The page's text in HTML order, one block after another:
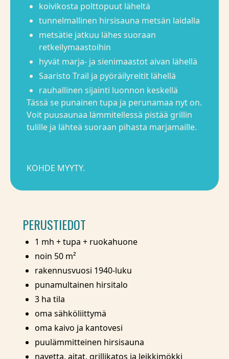
koivikosta polttopuut läheltä
tunnelmallinen hirsisauna metsän laidalla
metsätie jatkuu lähes suoraan
retkeilymaastoihin
hyvät marja- ja sienimaastot aivan lähellä
Saaristo Trail ja pyöräilyreitit lähellä
rauhallinen sijainti luonnon keskellä
Tässä se punainen tupa ja perunamaa nyt on.
Voit puusaunaa lämmitellessä pistää grillin
tulille ja lähteä suoraan pihasta marjamaille.
KOHDE MYYTY.
PERUSTIEDOT
1 mh + tupa + ruokahuone
noin 50 m²
rakennusvuosi 1940-luku
punamultainen hirsitalo
3 ha tila
oma sähköliittymä
oma kaivo ja kantovesi
puulämmitteinen hirsisauna
navetta, aitat, grillikatos ja leikkimökki